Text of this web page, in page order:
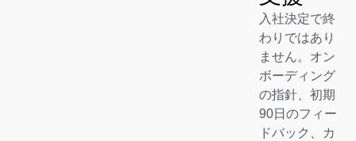
入社決定で終
わりではあり
ません。オン
ボーディング
の指針、初期
90日のフィー
ドバック、カ